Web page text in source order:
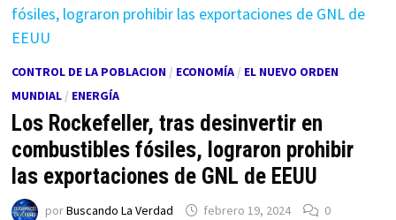
CONTROL DE LA POBLACION/ ECONOMÍA/ EL NUEVO ORDEN
MUNDIAL/ ENERGÍA
Los Rockefeller, tras desinvertir en
combustibles fósiles, lograron prohibir
las exportaciones de GNL de EEUU
porBuscando La Verdad febrero 19, 2024 0